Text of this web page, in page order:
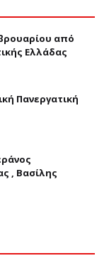
από
Ελλάδας
Πανεργατική
, Βασίλης